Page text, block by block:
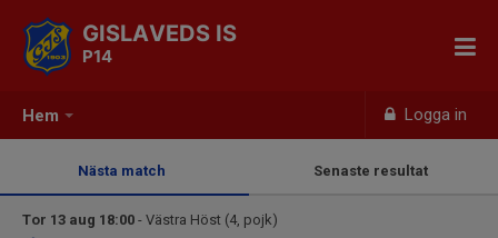
Hem Logga in
GISLAVEDS IS
P14
Nästa match Senaste resultat
Tor 13 aug 18:00 - Västra Höst (4, pojk)